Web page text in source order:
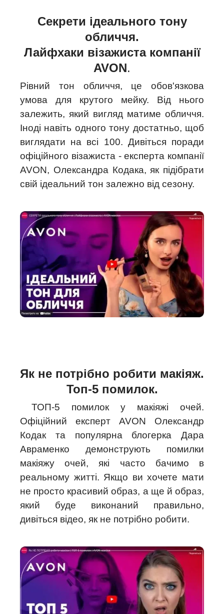
Секрети ідеального тону
обличчя.
Лайфхаки візажиста компанії
AVON.
Рівний тон обличчя, це обов'язкова
умова для крутого мейку. Від нього
залежить, який вигляд матиме обличчя.
Іноді навіть одного тону достатньо, щоб
виглядати на всі 100. Дивіться поради
офіційного візажиста - експерта компанії
AVON, Олександра Кодака, як підібрати
свій ідеальний тон залежно від сезону.
Як не потрібно робити макіяж.
Топ-5 помилок.
ТОП-5 помилок у макіяжі очей.
Офіційний експерт AVON Олександр
Кодак та популярна блогерка Дара
Авраменко демонструють помилки
макіяжу очей, які часто бачимо в
реальному житті. Якщо ви хочете мати
не просто красивий образ, а ще й образ,
який буде виконаний правильно,
дивіться відео, як не потрібно робити.